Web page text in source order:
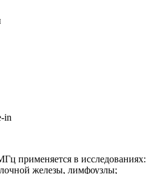
in
применяется в исследованиях:
железы, лимфоузлы;